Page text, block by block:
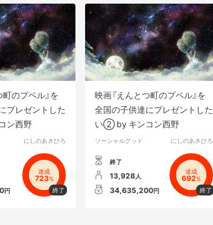
のプペル』を
プレゼントした
ン西野
にしのあきひろ
円
達成
723%
映画『えんとつ町のプペル』を
全国の子供達にプレゼントした
い② by キンコン西野
ソーシャルグッド にしのあきひろ
終了
13,928人
34,635,200円
達成
692%